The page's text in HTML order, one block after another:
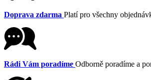
Doprava zdarma Platí pro všechny
Rádi Vám poradíme Odborně poradíme a